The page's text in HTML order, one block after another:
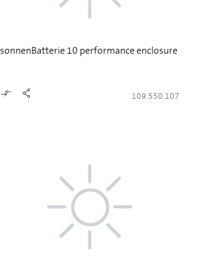
sonnenBatterie 10 performance enclosure
109.550.107